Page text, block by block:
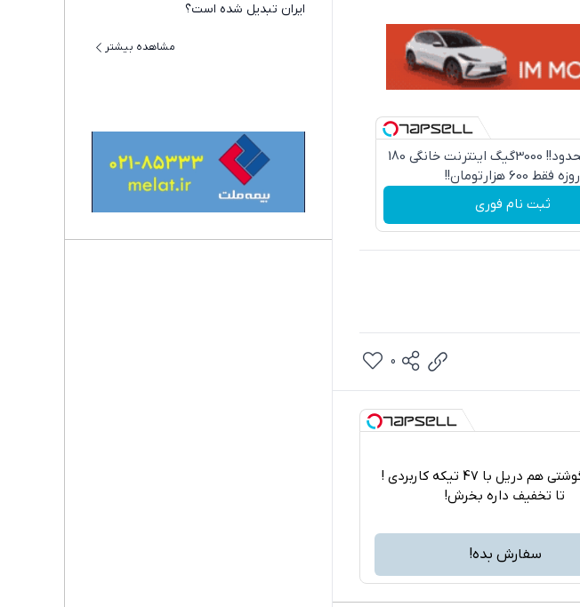
⏳فرصت محدود!! 3000گیگ اینترنت خانگی 180
روزه فقط 600 هزارتومان!!
ثبت نام فوری
تلگرام
فیسبوک
0
هم پیچ گوشتی هم دریل با 47 تیکه کاربردی !
تا تخفیف داره بخرش!
سفارش بده!
ایران تبدیل شده است؟
مشاهده بیشتر